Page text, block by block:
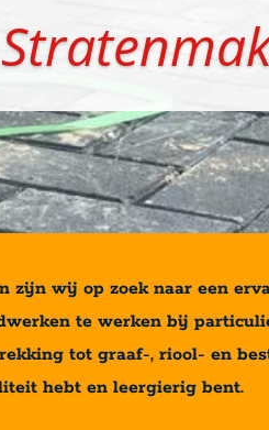
zijn wij op zoek naar een
te werken bij
tot graaf-, riool- en
hebt en leergierig bent.